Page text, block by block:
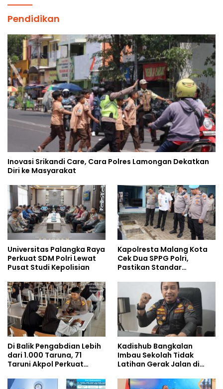
Pendidikan
Inovasi Srikandi Care, Cara Polres Lamongan Dekatkan
Diri ke Masyarakat
Universitas Palangka Raya
Perkuat SDM Polri Lewat
Pusat Studi Kepolisian
Kapolresta Malang Kota
Cek Dua SPPG Polri,
Pastikan Standar
Pengelolaan Limbah
Berjalan Optimal
Di Balik Pengabdian Lebih
dari 1.000 Taruna, 71
Taruni Akpol Perkuat
Siswa Sekolah Rakyat
Kadishub Bangkalan
Imbau Sekolah Tidak
Latihan Gerak Jalan di